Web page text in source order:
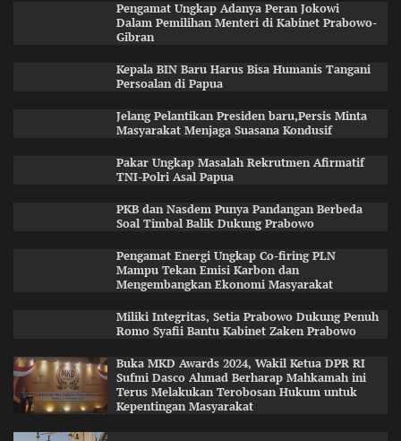
Pengamat Ungkap Adanya Peran Jokowi
Dalam Pemilihan Menteri di Kabinet Prabowo-
Gibran
Kepala BIN Baru Harus Bisa Humanis Tangani
Persoalan di Papua
Jelang Pelantikan Presiden baru,Persis Minta
Masyarakat Menjaga Suasana Kondusif
Pakar Ungkap Masalah Rekrutmen Afirmatif
TNI-Polri Asal Papua
PKB dan Nasdem Punya Pandangan Berbeda
Soal Timbal Balik Dukung Prabowo
Pengamat Energi Ungkap Co-firing PLN
Mampu Tekan Emisi Karbon dan
Mengembangkan Ekonomi Masyarakat
Miliki Integritas, Setia Prabowo Dukung Penuh
Romo Syafii Bantu Kabinet Zaken Prabowo
Buka MKD Awards 2024, Wakil Ketua DPR RI
Sufmi Dasco Ahmad Berharap Mahkamah ini
Terus Melakukan Terobosan Hukum untuk
Kepentingan Masyarakat